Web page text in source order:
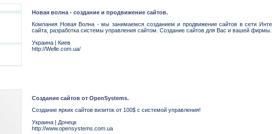
Новая волна - создание и продвижение сайтов.
Компания Новая Волна - мы занимаемся созданием и продвижение сайтов в сети
сайта, разработка системы управления сайтом. Создание сайтов для Вас и вашей фирмы.
Украина | Киев
http://Welle.com.ua/
Создание сайтов от OpenSystems.
Создание ярких сайтов визиток от 100$ с системой управления!
Украина | Донецк
http://www.opensystems.com.ua